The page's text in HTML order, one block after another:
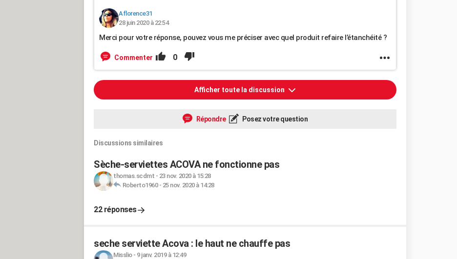
Aflorence31
28 juin 2020 à 22:54
Merci pour votre réponse, pouvez vous me préciser avec quel produit refaire l’étanchéité ?
Commenter 0
Afficher toute la discussion
Répondre Posez votre question
Discussions similaires
Sèche-serviettes ACOVA ne fonctionne pas
thomas.scdmt - 23 nov. 2020 à 15:28
Roberto1960- 25 nov. 2020 à 14:28
22 réponses
seche serviette Acova : le haut ne chauffe pas
Misslio- 9 janv. 2019 à 12:49